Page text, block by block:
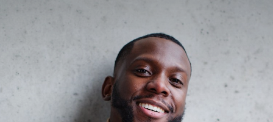
Ga direct naar de content
... > Onderhoudsinformatie
Veel gezocht